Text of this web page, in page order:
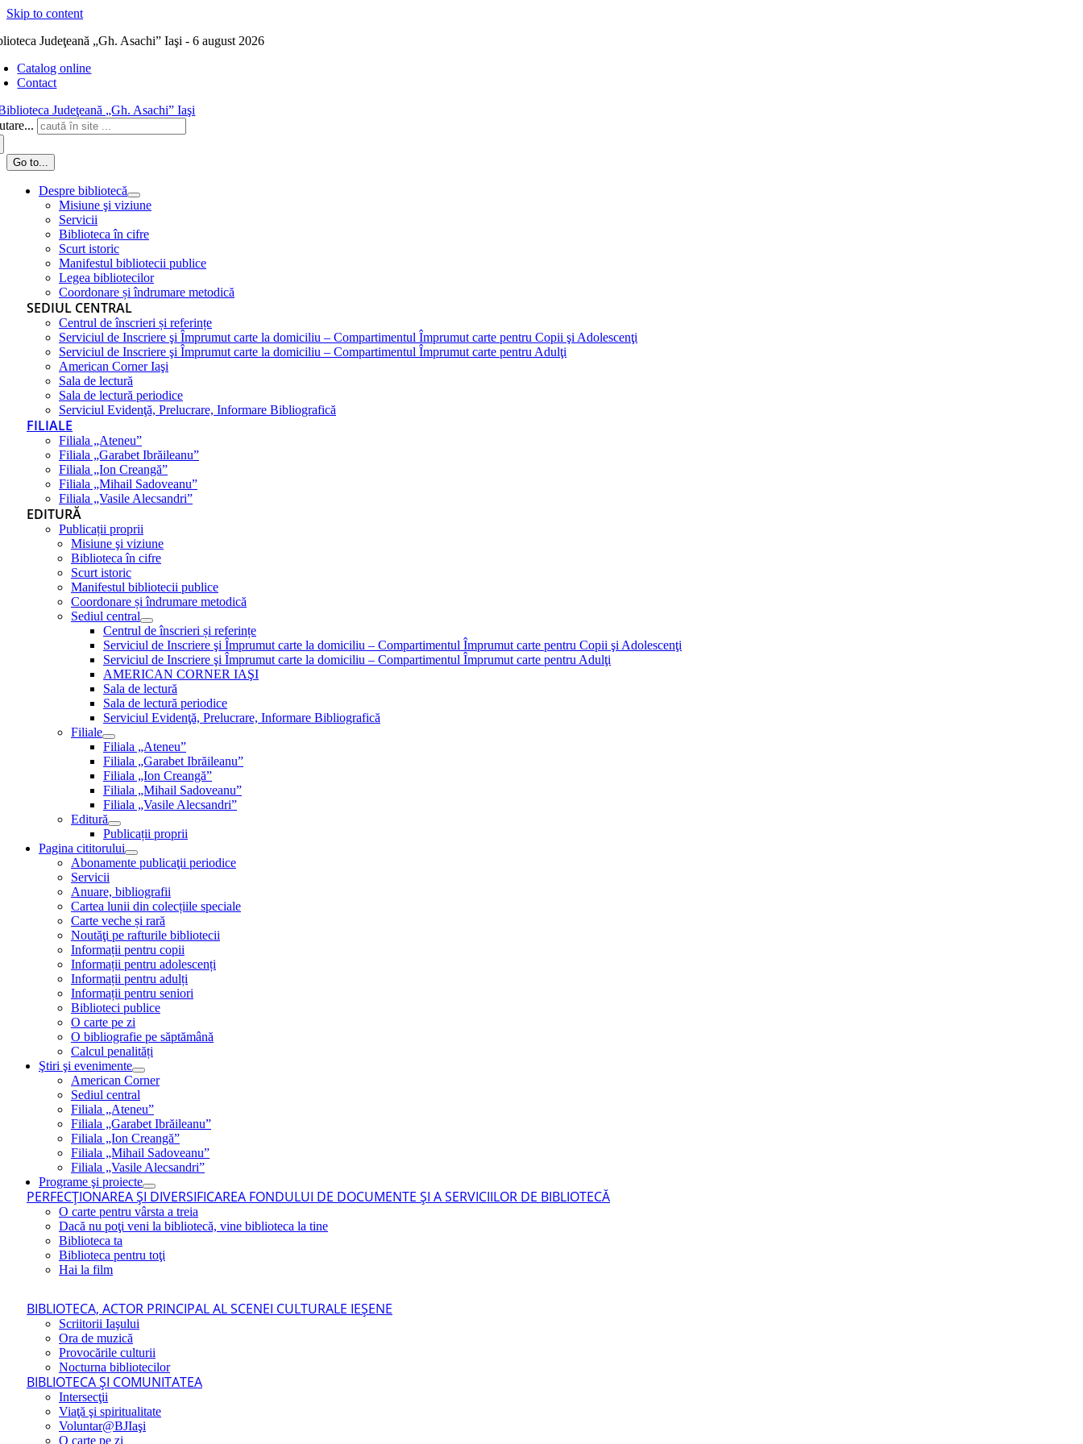
Skip to content
Judeţeană „Gh. Asachi” Iaşi - 6 august 2026
Catalog online
Contact
Go to...
Despre bibliotecă
Misiune şi viziune
Servicii
Biblioteca în cifre
Scurt istoric
Manifestul bibliotecii publice
Legea bibliotecilor
Coordonare și îndrumare metodică
SEDIUL CENTRAL
Centrul de înscrieri și referințe
Serviciul de Inscriere şi Împrumut carte la domiciliu – Compartimentul Împrumut carte pentru Copii şi Adolescenţi
Serviciul de Inscriere şi Împrumut carte la domiciliu – Compartimentul Împrumut carte pentru Adulţi
American Corner Iaşi
Sala de lectură
Sala de lectură periodice
Serviciul Evidenţă, Prelucrare, Informare Bibliografică
FILIALE
Filiala „Ateneu”
Filiala „Garabet Ibrăileanu”
Filiala „Ion Creangă”
Filiala „Mihail Sadoveanu”
Filiala „Vasile Alecsandri”
EDITURĂ
Publicații proprii
Misiune şi viziune
Biblioteca în cifre
Scurt istoric
Manifestul bibliotecii publice
Coordonare și îndrumare metodică
Sediul central
Centrul de înscrieri și referințe
Serviciul de Inscriere şi Împrumut carte la domiciliu – Compartimentul Împrumut carte pentru Copii şi Adolescenţi
Serviciul de Inscriere şi Împrumut carte la domiciliu – Compartimentul Împrumut carte pentru Adulţi
AMERICAN CORNER IAŞI
Sala de lectură
Sala de lectură periodice
Serviciul Evidenţă, Prelucrare, Informare Bibliografică
Filiale
Filiala „Ateneu”
Filiala „Garabet Ibrăileanu”
Filiala „Ion Creangă”
Filiala „Mihail Sadoveanu”
Filiala „Vasile Alecsandri”
Editură
Publicații proprii
Pagina cititorului
Abonamente publicaţii periodice
Servicii
Anuare, bibliografii
Cartea lunii din colecțiile speciale
Carte veche și rară
Noutăţi pe rafturile bibliotecii
Informații pentru copii
Informații pentru adolescenți
Informații pentru adulți
Informații pentru seniori
Biblioteci publice
O carte pe zi
O bibliografie pe săptămână
Calcul penalități
Ştiri şi evenimente
American Corner
Sediul central
Filiala „Ateneu”
Filiala „Garabet Ibrăileanu”
Filiala „Ion Creangă”
Filiala „Mihail Sadoveanu”
Filiala „Vasile Alecsandri”
Programe şi proiecte
PERFECŢIONAREA ŞI DIVERSIFICAREA FONDULUI DE DOCUMENTE ŞI A SERVICIILOR DE BIBLIOTECĂ
O carte pentru vârsta a treia
Dacă nu poţi veni la bibliotecă, vine biblioteca la tine
Biblioteca ta
Biblioteca pentru toţi
Hai la film
BIBLIOTECA, ACTOR PRINCIPAL AL SCENEI CULTURALE IEŞENE
Scriitorii Iaşului
Ora de muzică
Provocările culturii
Nocturna bibliotecilor
BIBLIOTECA ŞI COMUNITATEA
Intersecţii
Viaţă şi spiritualitate
Voluntar@BJIaşi
O carte pe zi